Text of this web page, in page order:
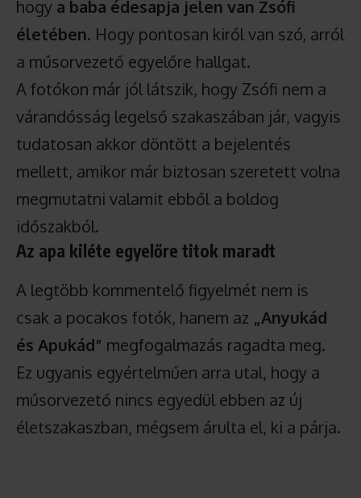
hogy a baba édesapja jelen van Zsófi
életében. Hogy pontosan kiről van szó, arról
a műsorvezető egyelőre hallgat.
A fotókon már jól látszik, hogy Zsófi nem a
várandósság legelső szakaszában jár, vagyis
tudatosan akkor döntött a bejelentés
mellett, amikor már biztosan szeretett volna
megmutatni valamit ebből a boldog
időszakból.
Az apa kiléte egyelőre titok maradt
A legtöbb kommentelő figyelmét nem is
csak a pocakos fotók, hanem az „Anyukád
és Apukád” megfogalmazás ragadta meg.
Ez ugyanis egyértelműen arra utal, hogy a
műsorvezető nincs egyedül ebben az új
életszakaszban, mégsem árulta el, ki a párja.